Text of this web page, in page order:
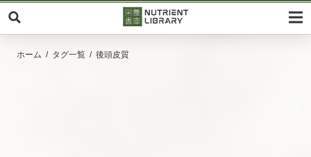
ホーム タグ一覧 後頭皮質